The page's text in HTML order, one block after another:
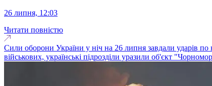
26 липня, 12:03
Читати повністю
Сили оборони України у ніч на 26 липня завдали ударів
військових, українські підрозділи уразили об'єкт